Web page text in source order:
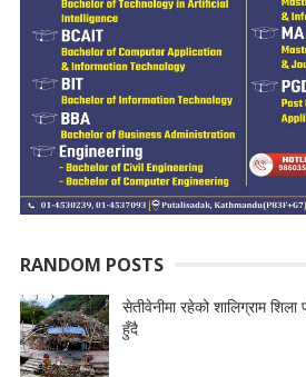
RANDOM POSTS
सेतीवेनीमा रहेको शालिग्राम
हुँदै